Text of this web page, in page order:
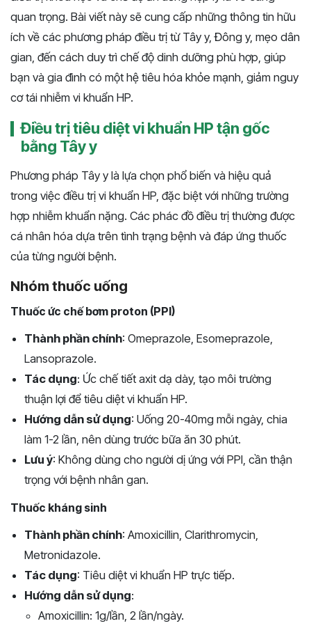
quan trọng. Bài viết này sẽ cung cấp những thông tin hữu
ích về các phương pháp điều trị từ Tây y, Đông y, mẹo dân
gian, đến cách duy trì chế độ dinh dưỡng phù hợp, giúp
bạn và gia đình có một hệ tiêu hóa khỏe mạnh, giảm nguy
cơ tái nhiễm vi khuẩn HP.
Điều trị tiêu diệt vi khuẩn HP tận gốc
bằng Tây y
Phương pháp Tây y là lựa chọn phổ biến và hiệu quả
trong việc điều trị vi khuẩn HP, đặc biệt với những trường
hợp nhiễm khuẩn nặng. Các phác đồ điều trị thường được
cá nhân hóa dựa trên tình trạng bệnh và đáp ứng thuốc
của từng người bệnh.
Nhóm thuốc uống
Thuốc ức chế bơm proton (PPI)
Thành phần chính: Omeprazole, Esomeprazole,
Lansoprazole.
Tác dụng: Ức chế tiết axit dạ dày, tạo môi trường
thuận lợi để tiêu diệt vi khuẩn HP.
Hướng dẫn sử dụng: Uống 20-40mg mỗi ngày, chia
làm 1-2 lần, nên dùng trước bữa ăn 30 phút.
Lưu ý: Không dùng cho người dị ứng với PPI, cần thận
trọng với bệnh nhân gan.
Thuốc kháng sinh
Thành phần chính: Amoxicillin, Clarithromycin,
Metronidazole.
Tác dụng: Tiêu diệt vi khuẩn HP trực tiếp.
Hướng dẫn sử dụng:
Amoxicillin: 1g/lần, 2 lần/ngày.